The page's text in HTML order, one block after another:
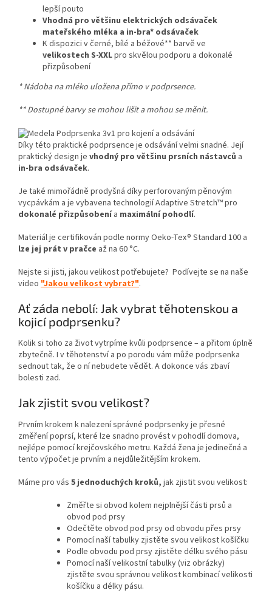
lepší pouto
Vhodná pro většinu elektrických odsávaček
mateřského mléka a in-bra* odsávaček
K dispozici v černé, bílé a béžové** barvě ve
velikostech S-XXLpro skvělou podporu a dokonalé
přizpůsobení
* Nádoba na mléko uložena přímo v podprsence.
** Dostupné barvy se mohou lišit a mohou se měnit.
Díky této praktické podprsence je odsávání velmi snadné. Její
praktický design je vhodný pro většinu prsních nástavců a
in-bra odsávaček.
Je také mimořádně prodyšná díky perforovaným pěnovým
vycpávkám a je vybavena technologií Adaptive Stretch™ pro
dokonalé přizpůsobenía maximální pohodlí.
Materiál je certifikován podle normy Oeko-Tex® Standard 100 a
lze jej prát v pračce až na 60 °C.
Nejste si jisti, jakou velikost potřebujete? Podívejte se na naše
video "Jakou velikost vybrat?".
Ať záda nebolí: Jak vybrat těhotenskou a
kojicí podprsenku?
Kolik si toho za život vytrpíme kvůli podprsence – a přitom úplně
zbytečně. I v těhotenství a po porodu vám může podprsenka
sednout tak, že o ní nebudete vědět. A dokonce vás zbaví
bolesti zad.
Jak zjistit svou velikost?
Prvním krokem k nalezení správné podprsenky je přesné
změření poprsí, které lze snadno provést v pohodlí domova,
nejlépe pomocí krejčovského metru. Každá žena je jedinečná a
tento výpočet je prvním a nejdůležitějším krokem.
Máme pro vás 5 jednoduchých kroků, jak zjistit svou velikost:
Změřte si obvod kolem nejplnější části prsů a
obvod pod prsy
Odečtěte obvod pod prsy od obvodu přes prsy
Pomocí naší tabulky zjistěte svou velikost košíčku
Podle obvodu pod prsy zjistěte délku svého pásu
Pomocí naší velikostní tabulky (viz obrázky)
zjistěte svou správnou velikost kombinací velikosti
košíčku a délky pásu.